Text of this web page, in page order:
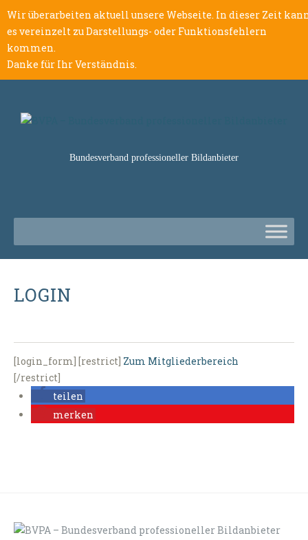
Wir überarbeiten aktuell unsere Webseite. In dieser Zeit
es vereinzelt zu Darstellungs- oder Funktionsfehlern
kommen.
Danke für Ihr Verständnis.
Bundesverband professioneller Bildanbieter
LOGIN
[login_form] [restrict] Zum Mitgliederbereich
[/restrict]
teilen
merken